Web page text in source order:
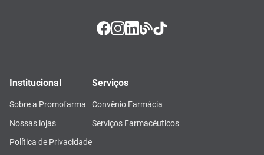
Institucional
Sobre a Promofarma
Nossas lojas
Política de Privacidade
Serviços
Convênio Farmácia
Serviços Farmacêuticos